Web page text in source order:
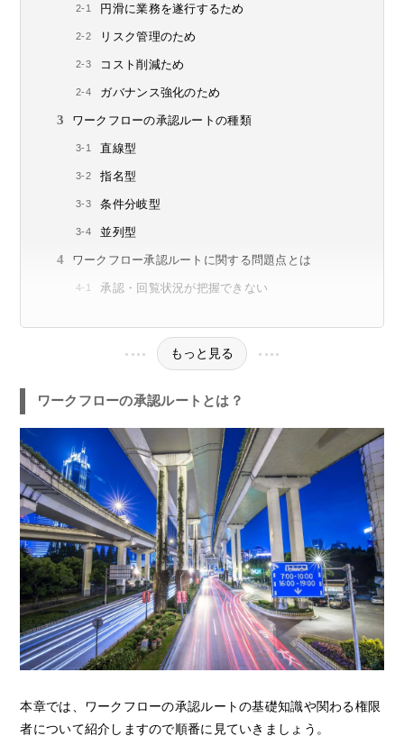
円滑に業務を遂行するため
リスク管理のため
コスト削減ため
ガバナンス強化のため
ワークフローの承認ルートの種類
直線型
指名型
条件分岐型
並列型
ワークフロー承認ルートに関する問題点とは
承認・回覧状況が把握できない
もっと見る
ワークフローの承認ルートとは？
本章では、ワークフローの承認ルートの基礎知識や関わる権限
者について紹介しますので順番に見ていきましょう。